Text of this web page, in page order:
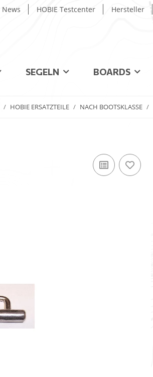
News HOBIE Testcenter Hersteller
SEGELN BOARDS
HOBIE ERSATZTEILE NACH BOOTSKLASSE